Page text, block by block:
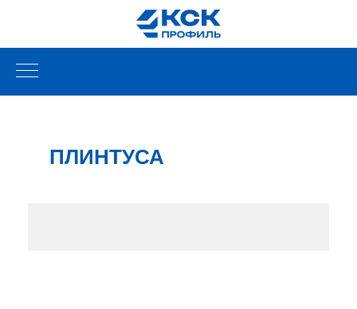
ПЛИНТУСА